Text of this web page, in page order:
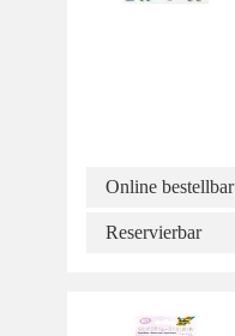
Online bestellbar
Reservierbar